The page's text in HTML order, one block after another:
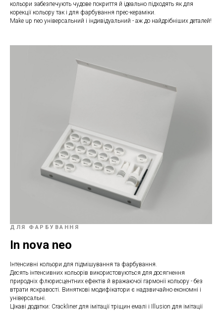
кольори забезпечують чудове покриття й ідеально підходять як для
корекції кольору так і для фарбування прес-кераміки.
Make up neo універсальний і індивідуальний - аж до найдрібніших деталей!
ДЛЯ ФАРБУВАННЯ
In nova neo
Інтенсивні кольори для підмішування та фарбування.
Десять інтенсивних кольорів використовуються для досягнення
природніх флюрисцентних ефектів й вражаючої гармонії кольору - без
втрати яскравості. Виняткові модифікатори є надзвичайно економні і
універсальні.
Цікаві додатки: Crackliner для імітації тріщин емалі і Illusion для імітації